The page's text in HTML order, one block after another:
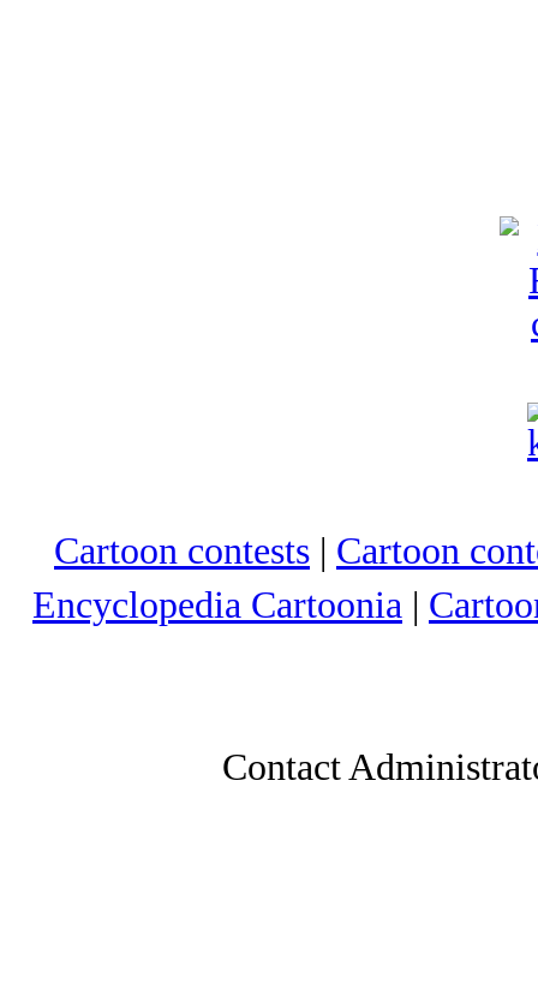
Cartoon contests | Cartoon
Encyclopedia Cartoonia |
Contact